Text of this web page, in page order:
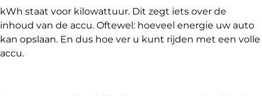
kWh staat voor kilowattuur. Dit zegt iets over de
inhoud van de accu. Oftewel: hoeveel energie uw auto
kan opslaan. En dus hoe ver u kunt rijden met een volle
accu.